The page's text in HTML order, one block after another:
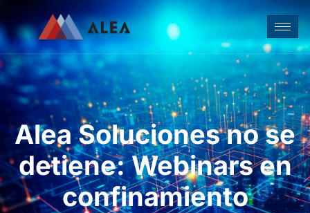
Alea Soluciones no se
detiene: Webinars en
confinamiento